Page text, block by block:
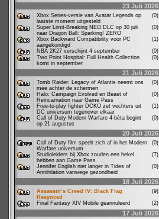
23 Juli 2026
Xbox Series-versie van Avatar Legends op
laatste moment uitgesteld
(0)
Super Limit-Breaking NEO DLC op 30 juli
naar Dragon Ball: Sparking! ZERO
(0)
Xbox Backward Compatibility voor PC
aangekondigd
(1)
NBA 2K27 verschijnt 4 september
(0)
Two Point Hospital: Full Health Collection
komt in september
(0)
21 Juli 2026
Tomb Raider: Legacy of Atlantis neemt ons
mee achter de schermen
(0)
Halo: Campaign Evolved en Beast of
Reincarnation naar Game Pass
(0)
Free-to-play fighter DCKO zet vechters uit
DC universum tegenover elkaar
(1)
Call of Duty Modern Warfare 4-bèta begint
op 21 augustus
(0)
20 Juli 2026
Call of Duty film speelt zich af in het Modern
Warfare universum
(0)
Studioleiders bij Xbox zouden een hekel
hebben aan Game Pass
(7)
Jennifer English niet langer in Tides of
Annihilation vanwege gezondheid
(0)
18 Juli 2026
Assassin’s Creed IV: Black Flag
Resynced
(9)
Final Fantasy XIV Mobile geannuleerd
(2)
17 Juli 2026